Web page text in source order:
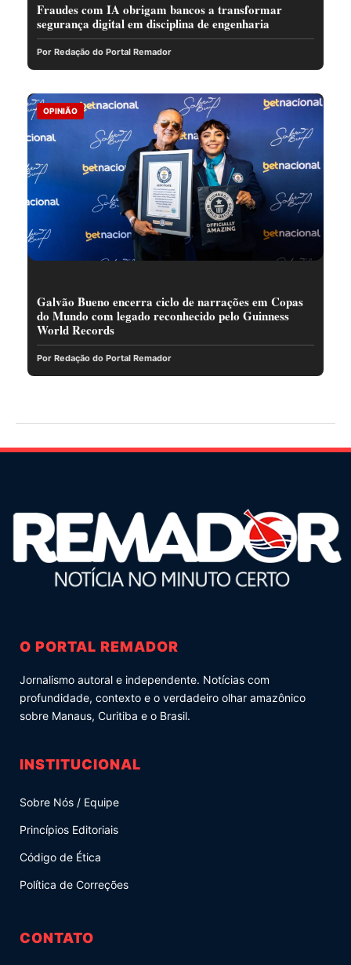
Fraudes com IA obrigam bancos a transformar
segurança digital em disciplina de engenharia
Por Redação do Portal Remador
OPINIÃO
Galvão Bueno encerra ciclo de narrações em Copas
do Mundo com legado reconhecido pelo Guinness
World Records
Por Redação do Portal Remador
O PORTAL REMADOR
Jornalismo autoral e independente. Notícias com
profundidade, contexto e o verdadeiro olhar amazônico
sobre Manaus, Curitiba e o Brasil.
INSTITUCIONAL
Sobre Nós / Equipe
Princípios Editoriais
Código de Ética
Política de Correções
CONTATO